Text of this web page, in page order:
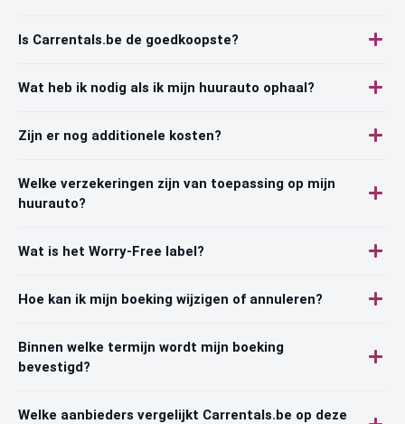
Is Carrentals.be de goedkoopste?
Wat heb ik nodig als ik mijn huurauto ophaal?
Zijn er nog additionele kosten?
Welke verzekeringen zijn van toepassing op mijn
huurauto?
Wat is het Worry-Free label?
Hoe kan ik mijn boeking wijzigen of annuleren?
Binnen welke termijn wordt mijn boeking
bevestigd?
Welke aanbieders vergelijkt Carrentals.be op deze